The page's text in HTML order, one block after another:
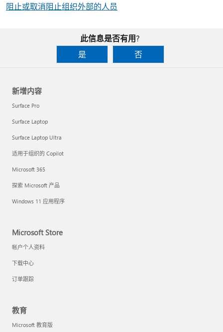
阻止或取消阻止组织外部的人员
此信息是否有用?
是
否
新增内容
Surface Pro
Surface Laptop
Surface Laptop Ultra
适用于组织的 Copilot
Microsoft 365
探索 Microsoft 产品
Windows 11 应用程序
Microsoft Store
帐户个人资料
下载中心
订单跟踪
教育
Microsoft 教育版